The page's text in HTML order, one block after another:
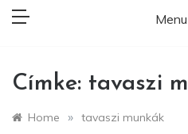
Menu
Címke: tavaszi
Home » tavaszi munkák